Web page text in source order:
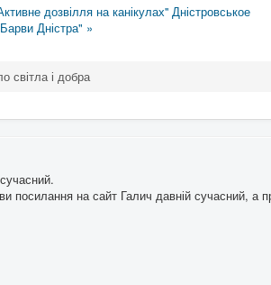
дозвілля на канікулах'' Дністровськое
Дністра" »
світла і добра
на сайт Галич давній сучасний, а